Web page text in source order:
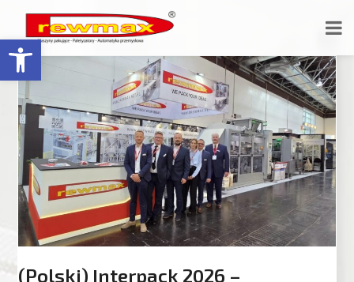
Ouvrir la barre d’outils
(Polski) Interpack 2026 –